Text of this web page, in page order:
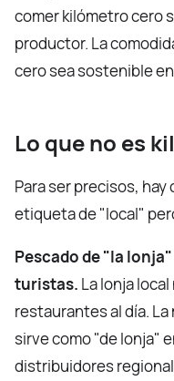
comer kilómetro cero
productor. La
cero sea sostenible
Lo que no es
Para ser precisos,
etiqueta de "local"
Pescado de "la
turistas. La lonja
restaurantes al día.
sirve como "de lonja"
distribuidores